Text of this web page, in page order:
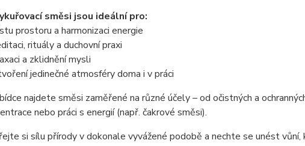
směsi jsou ideální pro:
prostoru a harmonizaci energie
rituály a duchovní praxi
a zklidnění mysli
jedinečné atmosféry doma i v práci
najdete směsi zaměřené na různé účely – od očistných a
nebo práci s energií (např. čakrové směsi).
si sílu přírody v dokonale vyvážené podobě a nechte se unést